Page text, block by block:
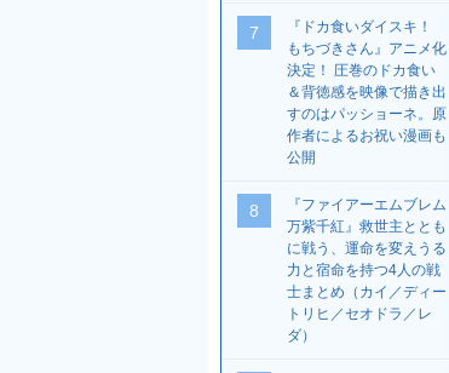
7
『ドカ食いダイスキ！
もちづきさん』アニメ化
決定！ 圧巻のドカ食い
＆背徳感を映像で描き出
すのはパッショーネ。原
作者によるお祝い漫画も
公開
8
『ファイアーエムブレム
万紫千紅』救世主ととも
に戦う、運命を変えうる
力と宿命を持つ4人の戦
士まとめ（カイ／ディー
トリヒ／セオドラ／レ
ダ）